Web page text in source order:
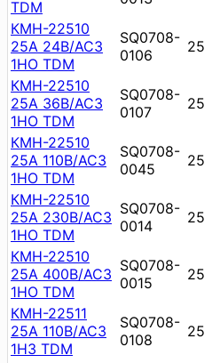
TDM
КМН-22510
25А 24В/АС3
1НО TDM
SQ0708-
0106
25
КМН-22510
25А 36В/АС3
1НО TDM
SQ0708-
0107
25
КМН-22510
25А 110В/АС3
1НО TDM
SQ0708-
0045
25
КМН-22510
25А 230В/АС3
1НО TDM
SQ0708-
0014
25
КМН-22510
25А 400В/АС3
1НО TDM
SQ0708-
0015
25
КМН-22511
25А 110В/АС3
1НЗ TDM
SQ0708-
0108
25